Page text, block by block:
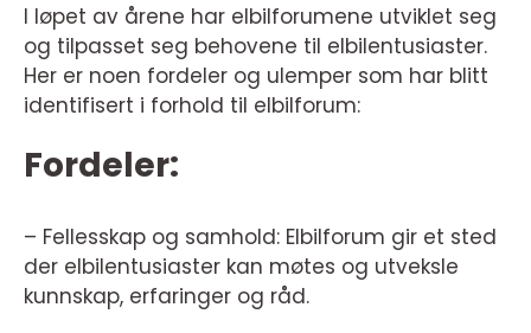
I løpet av årene har elbilforumene utviklet seg
og tilpasset seg behovene til elbilentusiaster.
Her er noen fordeler og ulemper som har blitt
identifisert i forhold til elbilforum:
Fordeler:
– Fellesskap og samhold: Elbilforum gir et sted
der elbilentusiaster kan møtes og utveksle
kunnskap, erfaringer og råd.